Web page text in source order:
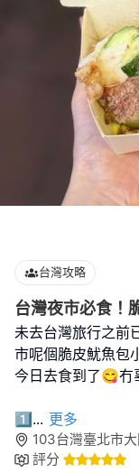
台灣攻略
台灣夜市必食！
未去台灣旅行之前
市呢個脆皮魷魚包
今日去食到了😋冇
1⃣️... 更多
103台灣臺北市
評分